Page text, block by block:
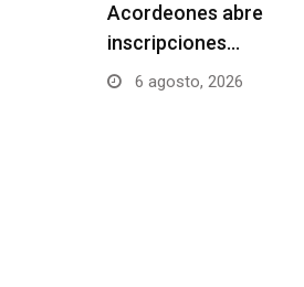
Acordeones abre
inscripciones…
6 agosto, 2026